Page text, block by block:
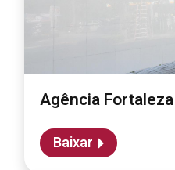
Agência Fortaleza
Baixar